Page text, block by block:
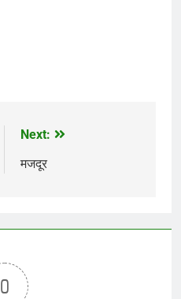
Next:
मजदूर
0